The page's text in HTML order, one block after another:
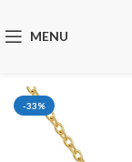
MENU
-33%